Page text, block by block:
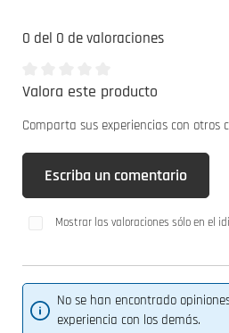
0 del 0 de valoraciones
Valoración media de 0 de 5 estrellas
Valora este producto
Comparta sus experiencias con otros
Escriba un comentario
Mostrar las valoraciones sólo en el
No se han encontrado
experiencia con los demás.